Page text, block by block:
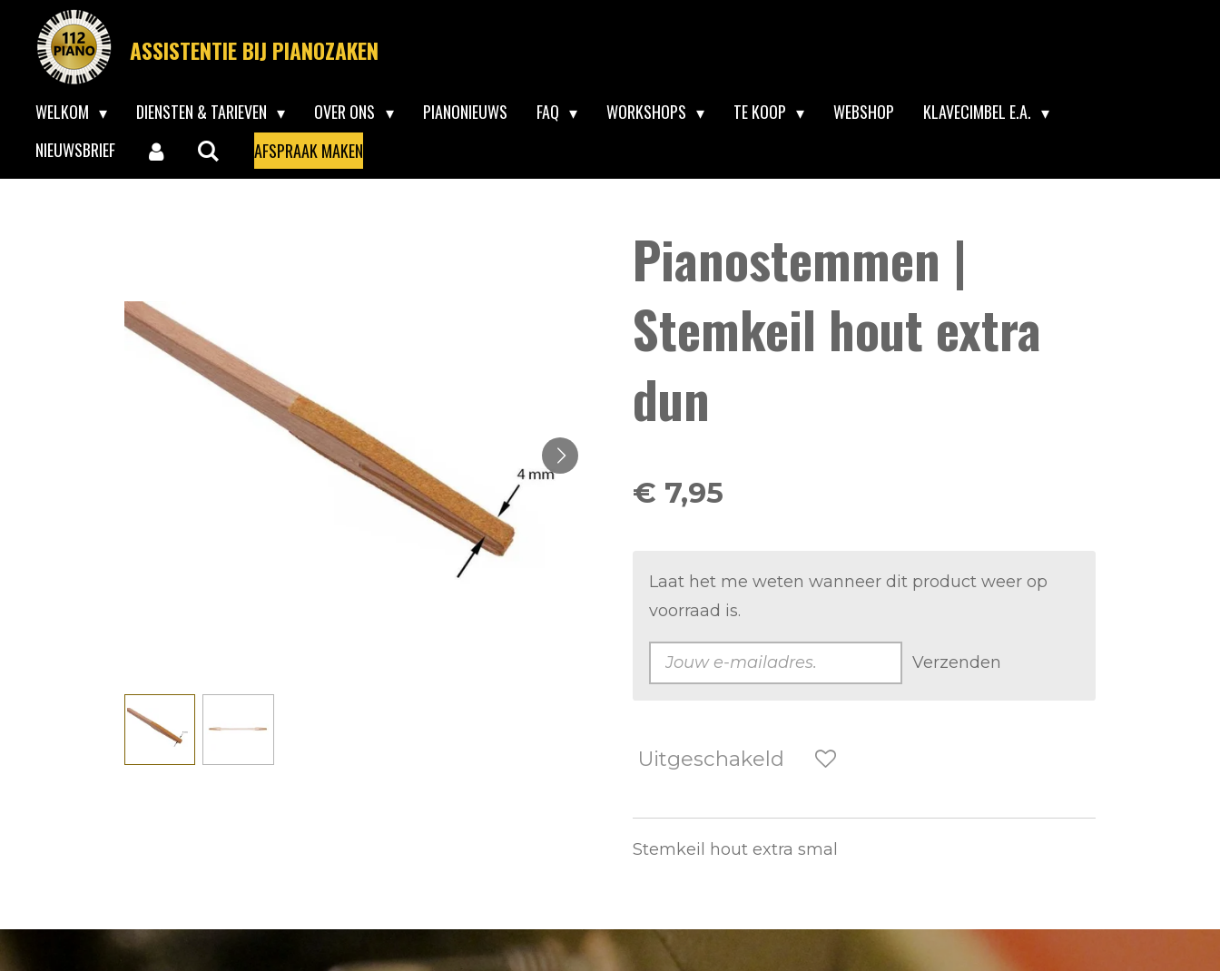
direct
hoofdinhoud
ASSISTENTIE BIJ PIANOZAKEN
WELKOM DIENSTEN & TARIEVEN OVER ONS PIANONIEUWS FAQ WORKSHOPS TE KOOP WEBSHOP
KLAVECIMBEL E.A.
NIEUWSBRIEF
AFSPRAAK MAKEN
Pianostemmen |
Stemkeil hout extra
dun
€ 7,95
Laat het me weten wanneer dit product weer op
voorraad is.
Verzenden
Uitgeschakeld
Stemkeil hout extra smal